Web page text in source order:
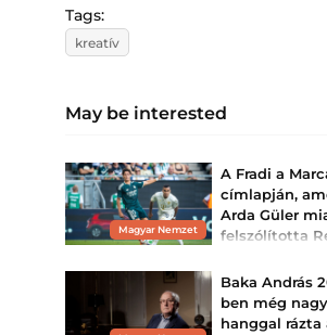
Tags:
kreatív
May be interested
Magyar Nemzet
A Fradi a
címlapján,
Arda Güler
felszólította
Ferrari-hasonlat is
előkerült a
Real Madrid
mérkőzés után
Spanyolországban.
Baka András
ben még nagy
hanggal rázta